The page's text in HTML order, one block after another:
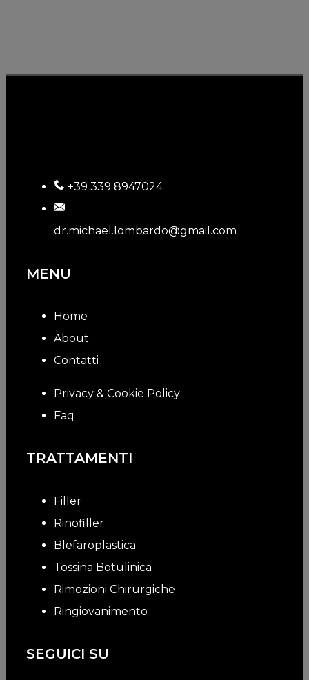
+39 339 8947024
dr.michael.lombardo@gmail.com
MENU
Home
About
Contatti
Privacy & Cookie Policy
Faq
TRATTAMENTI
Filler
Rinofiller
Blefaroplastica
Tossina Botulinica
Rimozioni Chirurgiche
Ringiovanimento
SEGUICI SU